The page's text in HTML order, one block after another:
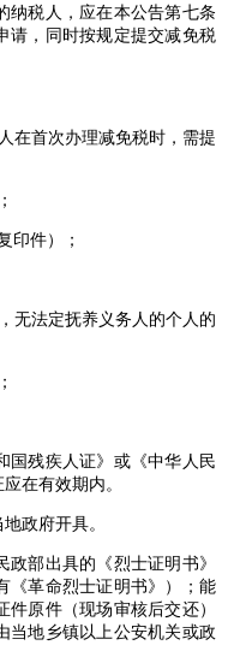
税人，应在本公告第七条
请，同时按规定提交减免税
首次办理减免税时，需提
件）；
法定抚养义务人的个人的
残疾人证》或《中华人民
在有效期内。
政府开具。
部出具的《烈士证明书》
《革命烈士证明书》）；能
原件（现场审核后交还）
当地乡镇以上公安机关或政